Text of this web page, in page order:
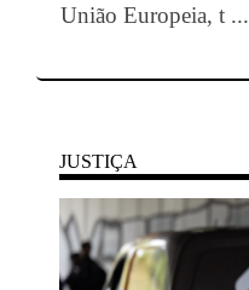
União Europeia, t ...
JUSTIÇA